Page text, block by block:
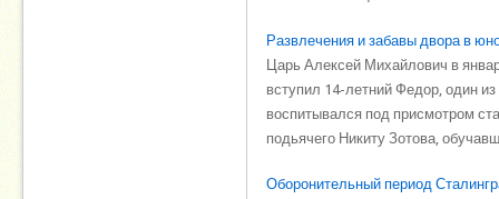
Развлечения и забавы двора в
Царь Алексей Михайлович в
вступил 14-летний Федор, один
воспитывался под присмотром
подьячего Никиту Зотова,
Оборонительный период